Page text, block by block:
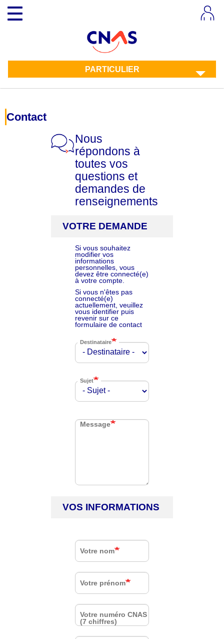
contenu
principal
Toggle
navigation
PARTICULIER
Contact
Nous
répondons à
toutes vos
questions et
demandes de
renseignements
VOTRE DEMANDE
Si vous souhaitez
modifier vos
informations
personnelles, vous
devez être connecté(e)
à votre compte.
Si vous n'êtes pas
connecté(e)
actuellement, veuillez
vous identifier puis
revenir sur ce
formulaire de contact
Destinataire
Sujet
Message
VOS INFORMATIONS
Votre nom
Votre prénom
Votre numéro CNAS
(7 chiffres)